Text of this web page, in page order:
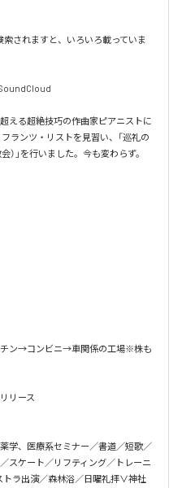
されますと、いろいろ載っていま
える超絶技巧の作曲家ピアニストに
ランツ・リストを見習い、「巡礼の
）」を行いました。今も変わらず。
ン→コンビニ→車関係の工場※株も
リース
学、医療系セミナー／書道／短歌／
スケート／リフティング／トレーニ
トラ出演／森林浴／日曜礼拝∨神社